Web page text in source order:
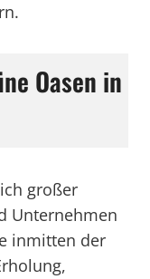
Oasen in
großer
Unternehmen
inmitten der